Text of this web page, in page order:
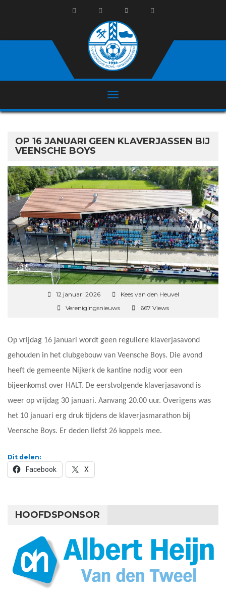
OP 16 JANUARI GEEN KLAVERJASSEN BIJ
VEENSCHE BOYS
12 januari 2026
Kees van den Heuvel
Verenigingsnieuws
667 Views
Op vrijdag 16 januari wordt geen reguliere klaverjasavond
gehouden in het clubgebouw van Veensche Boys. Die avond
heeft de gemeente Nijkerk de kantine nodig voor een
bijeenkomst over HALT. De eerstvolgende klaverjasavond is
weer op vrijdag 30 januari. Aanvang 20.00 uur. Overigens was
het 10 januari erg druk tijdens de klaverjasmarathon bij
Veensche Boys. Er deden liefst 26 koppels mee.
Dit delen:
Facebook X
HOOFDSPONSOR